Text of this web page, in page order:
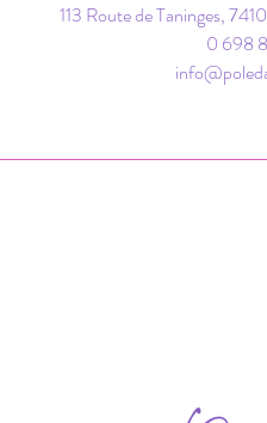
113 Route de Taninges,
0 698